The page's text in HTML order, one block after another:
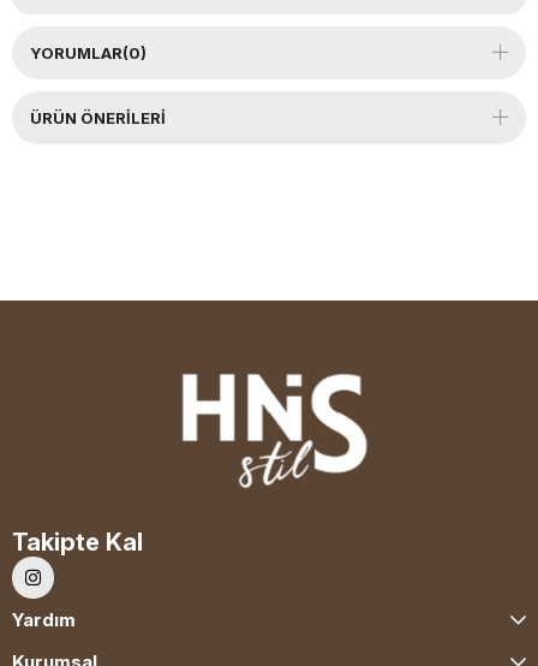
YORUMLAR(0)
ÜRÜN ÖNERILERI
Takipte Kal
Yardım